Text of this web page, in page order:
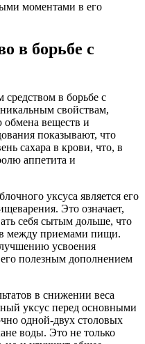
моментами в его
в борьбе с
в борьбе с
свойствам,
обмена веществ и
показывают, что
сахара в крови, что, в
аппетита и
уксуса является его
Это означает,
себя сытым дольше, что
между приемами пищи.
усвоения
полезным дополнением
в снижении веса
уксус перед основными
одной-двух столовых
воды. Это не только